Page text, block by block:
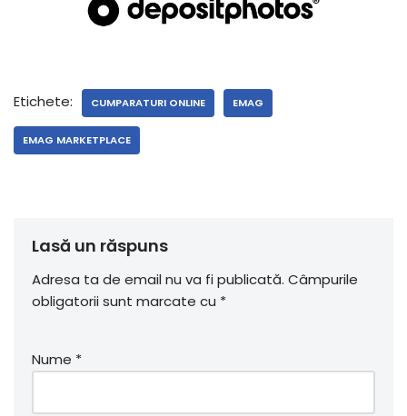
Etichete: CUMPARATURI ONLINE EMAG
EMAG MARKETPLACE
Lasă un răspuns
Adresa ta de email nu va fi publicată. Câmpurile
obligatorii sunt marcate cu *
Nume *